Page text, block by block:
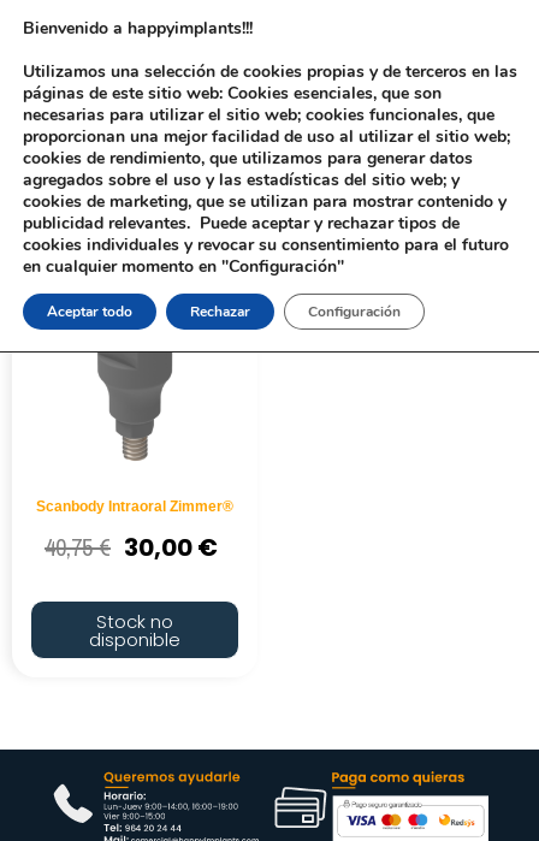
Inicio/ Productos etiquetados “311211”
Scanbody Intraoral Zimmer®
40,75€ 30,00€
Stock no
disponible
Bienvenido a happyimplants!!!
Utilizamos una selección de cookies propias y de terceros en las
páginas de este sitio web: Cookies esenciales, que son
necesarias para utilizar el sitio web; cookies funcionales, que
proporcionan una mejor facilidad de uso al utilizar el sitio web;
cookies de rendimiento, que utilizamos para generar datos
agregados sobre el uso y las estadísticas del sitio web; y
cookies de marketing, que se utilizan para mostrar contenido y
publicidad relevantes. Puede aceptar y rechazar tipos de
cookies individuales y revocar su consentimiento para el futuro
en cualquier momento en "Configuración"
Aceptar todo Rechazar Configuración